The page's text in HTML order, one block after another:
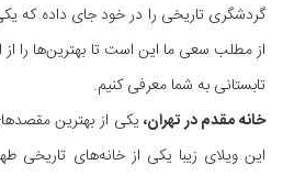
گردشگری تاریخی را در خود جای داده که
از مطلب سعی ما این است تا بهترین‌ها را از
تابستانی به شما معرفی کنیم.
خانه‌ مقدم در تهران،یکی از بهترین
این ویلای زیبا یکی از خانه‌های تاریخی